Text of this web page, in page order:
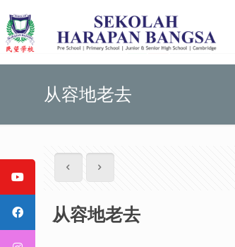
从容地老去
从容地老去